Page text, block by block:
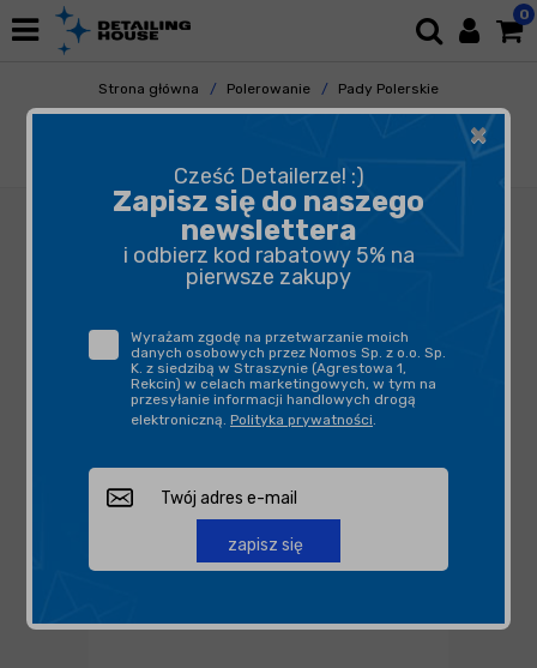
0
Strona główna Polerowanie
Pady Polerskie
Gąbki Polerskie
×
Cześć Detailerze! :)
Zapisz się do naszego
newslettera
i odbierz kod rabatowy 5% na
pierwsze zakupy
Wyrażam zgodę na przetwarzanie moich
danych osobowych przez Nomos Sp. z o.o. Sp.
K. z siedzibą w Straszynie (Agrestowa 1,
Rekcin) w celach marketingowych, w tym na
przesyłanie informacji handlowych drogą
elektroniczną. Polityka prywatności.
zapisz się